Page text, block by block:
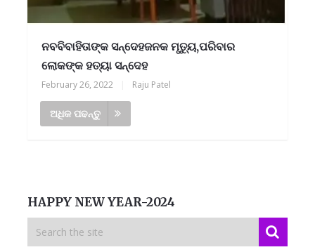
ନବବିବାହିତାଙ୍କ ସନ୍ଦେହଜନକ ମୃତ୍ୟୁ,ପରିବାର
ଲୋକଙ୍କ ହତ୍ୟା ସନ୍ଦେହ
February 26, 2022 Raju Patel
ଅଧିକ ପଢନ୍ତୁ
HAPPY NEW YEAR-2024